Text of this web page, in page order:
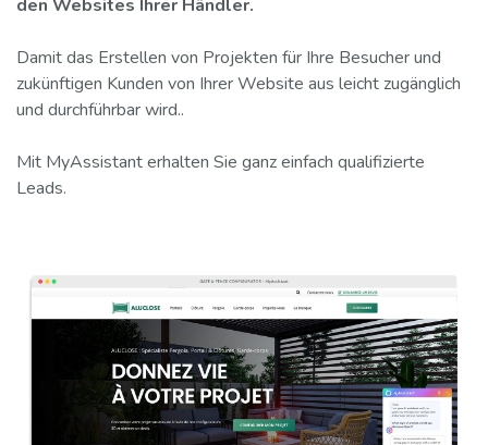
den Websites Ihrer Händler.
Damit das Erstellen von Projekten für Ihre Besucher und
zukünftigen Kunden von Ihrer Website aus leicht zugänglich
und durchführbar wird..
Mit MyAssistant erhalten Sie ganz einfach qualifizierte
Leads.